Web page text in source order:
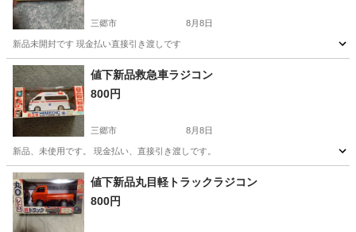
三郷市 8月8日
新品未開封です 現金払い直接引き渡しです
埼玉 三郷市 ラジコン
値下新品救急車ラジコン
800円
三郷市 8月8日
新品、未使用です。 現金払い、直接引き渡しです。
埼玉 三郷市 ラジコン 救急車
値下新品丸目軽トラックラジコン
800円